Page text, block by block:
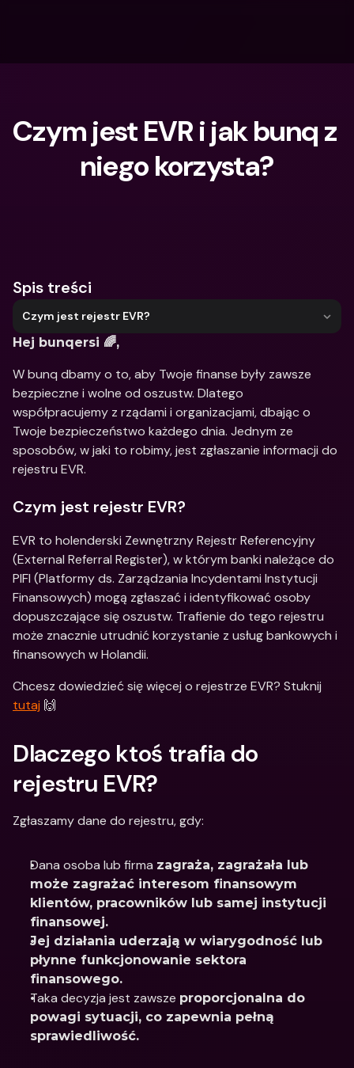
Czym jest EVR i jak bunq z
niego korzysta?
Spis treści
Czym jest rejestr EVR?
Hej bunqersi 🌈,
W bunq dbamy o to, aby Twoje finanse były zawsze
bezpieczne i wolne od oszustw. Dlatego
współpracujemy z rządami i organizacjami, dbając o
Twoje bezpieczeństwo każdego dnia. Jednym ze
sposobów, w jaki to robimy, jest zgłaszanie informacji do
rejestru EVR.
Czym jest rejestr EVR?
EVR to holenderski Zewnętrzny Rejestr Referencyjny
(External Referral Register), w którym banki należące do
PIFI (Platformy ds. Zarządzania Incydentami Instytucji
Finansowych) mogą zgłaszać i identyfikować osoby
dopuszczające się oszustw. Trafienie do tego rejestru
może znacznie utrudnić korzystanie z usług bankowych i
finansowych w Holandii.
tutaj 🙌
Dlaczego ktoś trafia do
rejestru EVR?
Zgłaszamy dane do rejestru, gdy:
Dana osoba lub firma zagraża, zagrażała lub
może zagrażać interesom finansowym
klientów, pracowników lub samej instytucji
finansowej.
Jej działania uderzają w wiarygodność lub
płynne funkcjonowanie sektora
finansowego.
Taka decyzja jest zawsze proporcjonalna do
powagi sytuacji, co zapewnia pełną
sprawiedliwość.